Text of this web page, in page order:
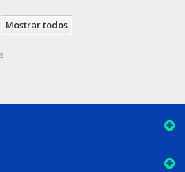
Mostrar todos